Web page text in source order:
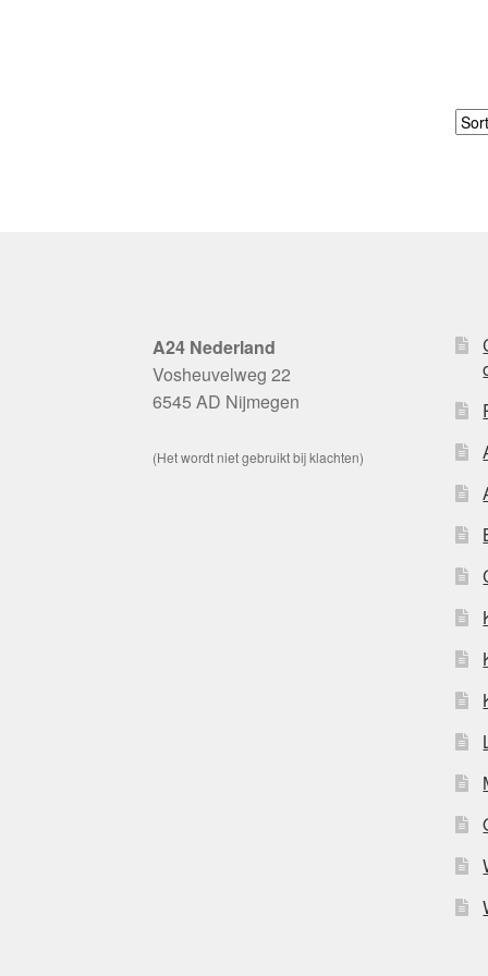
A24 Nederland
Vosheuvelweg 22
6545 AD Nijmegen
(Het wordt niet gebruikt bij klachten)